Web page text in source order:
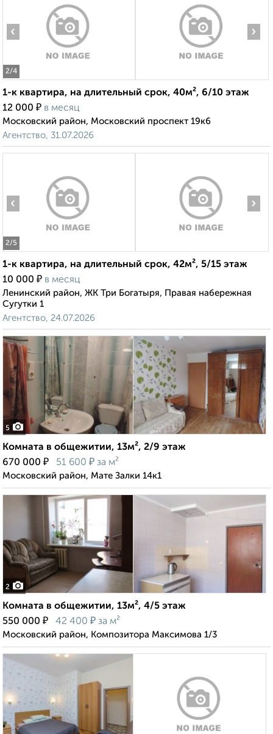
2/4
‹ ›
1-к квартира, на длительный срок, 40м², 6/10 этаж
12 000 ₽ в месяц
Московский район, Московский проспект 19к6
Агентство, 31.07.2026
2/5
‹ ›
1-к квартира, на длительный срок, 42м², 5/15 этаж
10 000 ₽ в месяц
Ленинский район, ЖК Три Богатыря, Правая набережная
Сугутки 1
Агентство, 24.07.2026
5
Комната в общежитии, 13м², 2/9 этаж
670 000 ₽ 51 600 ₽ за м²
Московский район, Мате Залки 14к1
2
Комната в общежитии, 13м², 4/5 этаж
550 000 ₽ 42 400 ₽ за м²
Московский район, Композитора Максимова 1/3